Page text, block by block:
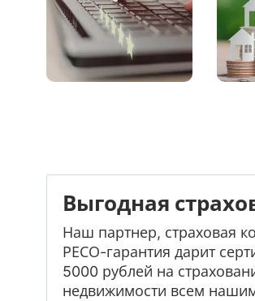
Выгодная
Наш партнер, страховая
РЕСО-гарантия дарит
5000 рублей на
недвижимости всем